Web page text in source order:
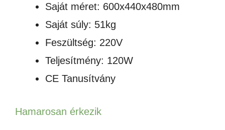
Saját méret: 600x440x480mm
Saját súly: 51kg
Feszültség: 220V
Teljesítmény: 120W
CE Tanusítvány
Hamarosan érkezik